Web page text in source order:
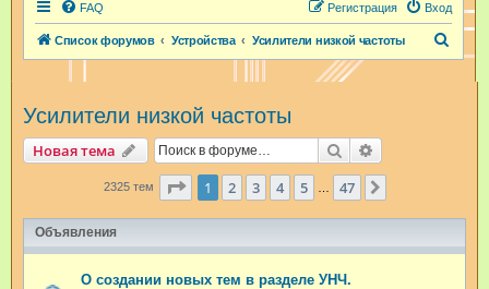
FAQ Вход
Регистрация
Список форумов Устройства Усилители низкой частоты
Усилители низкой частоты
Новая тема Поиск
2325 тем Страница из 47
1 2 3 4 5 47
Объявления
О создании новых тем в разделе УНЧ.